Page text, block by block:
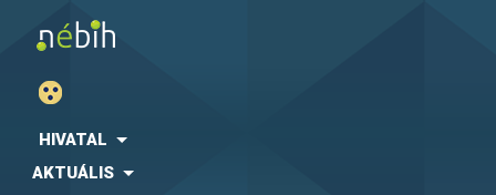
HIVATAL
AKTUÁLIS